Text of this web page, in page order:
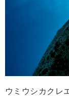
ウミウシカクレ